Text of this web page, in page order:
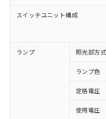
スイッチユニット構成
ランプ 照光部方式
ランプ色
定格電圧
使用電圧